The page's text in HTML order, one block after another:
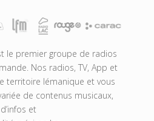
le premier groupe de radios
Nos radios, TV, App et
territoire lémanique et vous
de contenus musicaux,
d’infos et